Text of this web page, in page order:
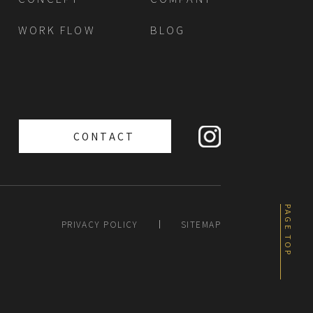
PAGE TOP
WORK FLOW BLOG
CONTACT
PRIVACY POLICY SITEMAP